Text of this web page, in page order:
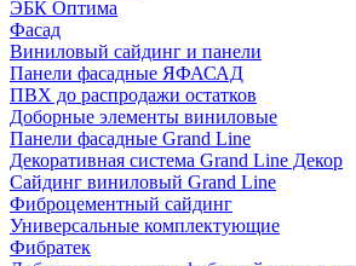
ЭБК Оптима
Фасад
Виниловый сайдинг и панели
Панели фасадные ЯФАСАД
ПВХ до распродажи остатков
Доборные элементы виниловые
Панели фасадные Grand Line
Декоративная система Grand Line Декор
Сайдинг виниловый Grand Line
Фиброцементный сайдинг
Универсальные комплектующие
Фибратек